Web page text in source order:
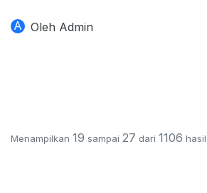
A Oleh Admin
Menampilkan 19 sampai 27 dari 1106 hasil